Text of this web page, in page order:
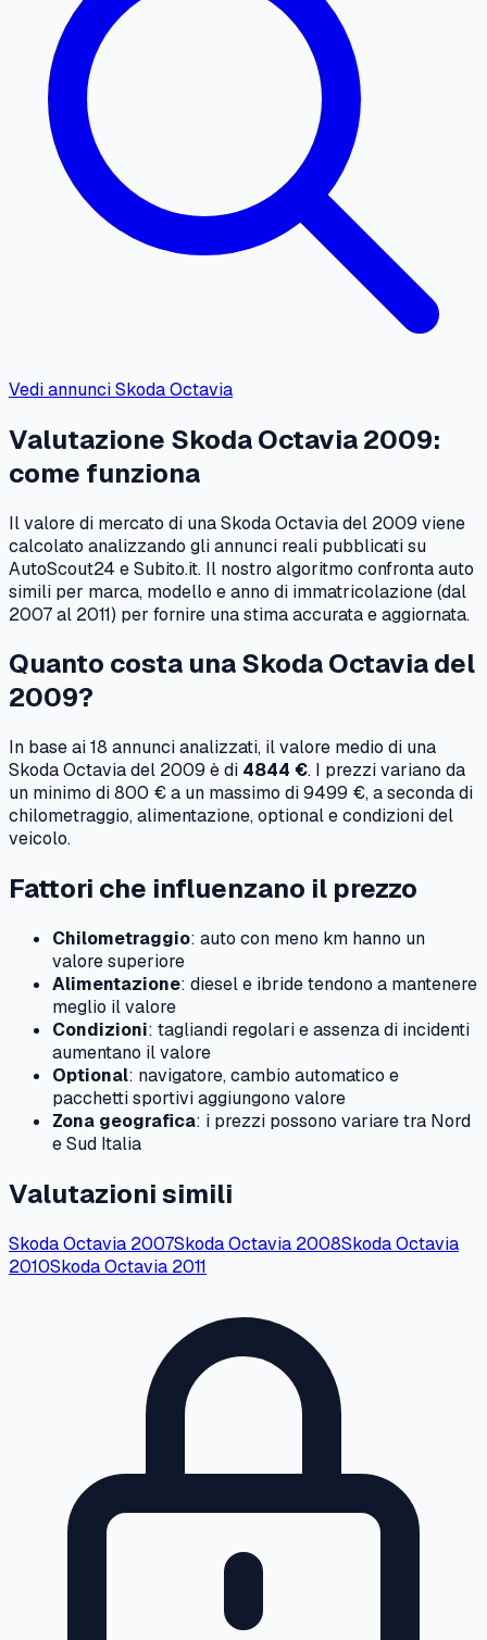
Vedi annunciSkodaOctavia
Valutazione SkodaOctavia2009:
come funziona
Il valore di mercato di unaSkodaOctaviadel 2009 viene
calcolato analizzando gli annunci reali pubblicati su
AutoScout24 e Subito.it. Il nostro algoritmo confronta auto
simili per marca, modello e anno di immatricolazione (dal
2007al 2011) per fornire una stima accurata e aggiornata.
Quanto costa unaSkodaOctaviadel
2009?
In base ai18 annunci analizzati, il valore medio di una
SkodaOctaviadel 2009 è di 4844 €. I prezzi variano da
un minimo di800 €a un massimo di9499 €, a seconda di
chilometraggio, alimentazione, optional e condizioni del
veicolo.
Fattori che influenzano il prezzo
Chilometraggio: auto con meno km hanno un
valore superiore
Alimentazione: diesel e ibride tendono a mantenere
meglio il valore
Condizioni: tagliandi regolari e assenza di incidenti
aumentano il valore
Optional: navigatore, cambio automatico e
pacchetti sportivi aggiungono valore
Zona geografica: i prezzi possono variare tra Nord
e Sud Italia
Valutazioni simili
SkodaOctavia 2007SkodaOctavia 2008SkodaOctavia
2010SkodaOctavia 2011